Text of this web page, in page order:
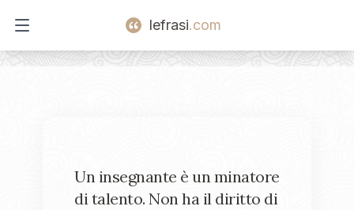
Open main menu
lefrasi.com
Un insegnante è un minatore
di talento. Non ha il diritto di